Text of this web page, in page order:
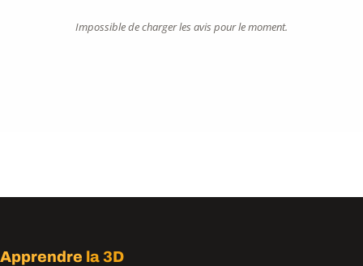
Impossible de charger les avis pour le moment.
Apprendre la 3D